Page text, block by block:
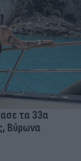
τα 33α
Βύρωνα